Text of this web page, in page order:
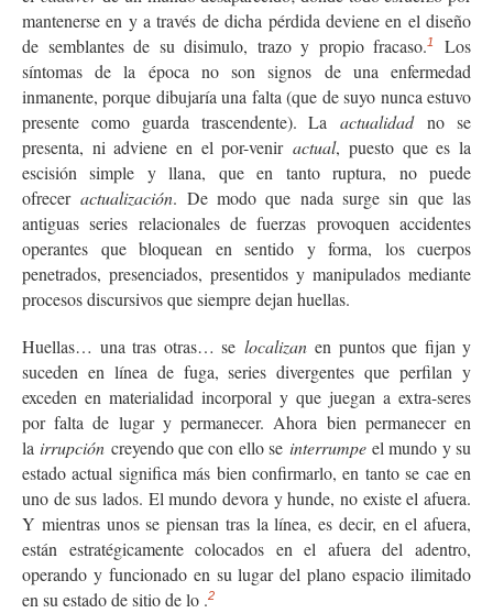
mantenerse en y a través de dicha pérdida deviene en el diseño
de semblantes de su disimulo, trazo y propio fracaso.1
Los
síntomas de la época no son signos de una enfermedad
inmanente, porque dibujaría una falta (que de suyo nunca estuvo
presente como guarda trascendente). Laactualidadno se
presenta, ni adviene en el por-veniractual, puesto que es la
escisión simple y llana, que en tanto ruptura, no puede
ofreceractualización. De modo que nada surge sin que las
antiguas series relacionales de fuerzas provoquen accidentes
operantes que bloquean en sentido y forma, los cuerpos
penetrados, presenciados, presentidos y manipulados mediante
procesos discursivos que siempre dejan huellas.
Huellas… una tras otras… se localizanen puntos que fijan y
suceden en línea de fuga, series divergentes que perfilan y
exceden en materialidad incorporal y que juegan a extra-seres
por falta de lugar y permanecer. Ahora bien permanecer en
la irrupción creyendo que con ello se interrumpeel mundo y su
estado actual significa más bien confirmarlo, en tanto se cae en
uno de sus lados. El mundo devora y hunde, no existe el afuera.
Y mientras unos se piensan tras la línea, es decir, en el afuera,
están estratégicamente colocados en el afuera del adentro,
operando y funcionado en su lugar del plano espacio ilimitado
en su estado de sitio de lo .2